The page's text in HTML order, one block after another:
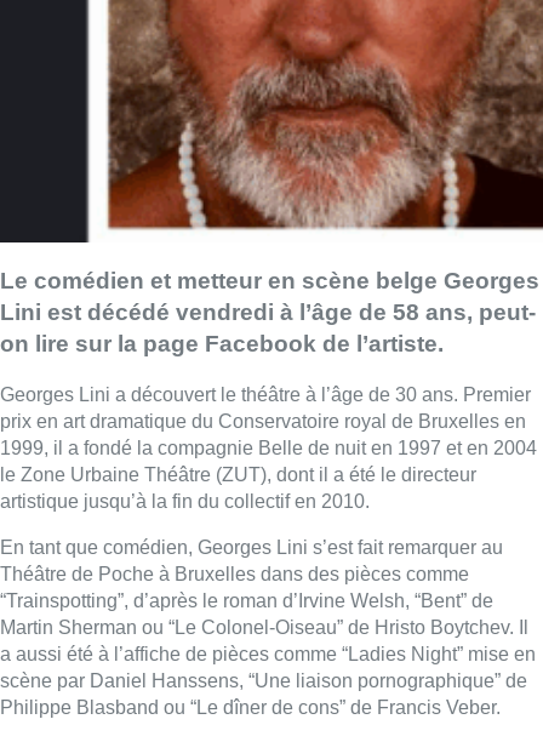
Le comédien et metteur en scène belge Georges
Lini est décédé vendredi à l’âge de 58 ans, peut-
on lire sur la page Facebook de l’artiste.
Georges Lini a découvert le théâtre à l’âge de 30 ans. Premier
prix en art dramatique du Conservatoire royal de Bruxelles en
1999, il a fondé la compagnie Belle de nuit en 1997 et en 2004
le Zone Urbaine Théâtre (ZUT), dont il a été le directeur
artistique jusqu’à la fin du collectif en 2010.
En tant que comédien, Georges Lini s’est fait remarquer au
Théâtre de Poche à Bruxelles dans des pièces comme
“Trainspotting”, d’après le roman d’Irvine Welsh, “Bent” de
Martin Sherman ou “Le Colonel-Oiseau” de Hristo Boytchev. Il
a aussi été à l’affiche de pièces comme “Ladies Night” mise en
scène par Daniel Hanssens, “Une liaison pornographique” de
Philippe Blasband ou “Le dîner de cons” de Francis Veber.